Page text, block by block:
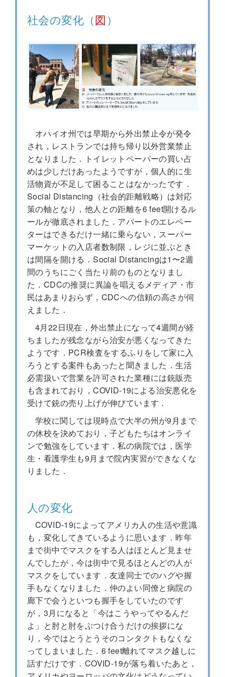
社会の変化（図）
オハイオ州では早期から外出禁止令が発令
され，レストランでは持ち帰り以外営業禁止
となりました．トイレットペーパーの買い占
めは少しだけあったようですが，個人的に生
活物資が不足して困ることはなかったです．
Social Distancing（社会的距離戦略）は対応
策の軸となり，他人との距離を6 feet開けるル
ールが徹底されました．アパートのエレベー
ターはできるだけ一緒に乗らない，スーパー
マーケットの入店者数制限，レジに並ぶとき
は間隔を開ける．Social Distancingは1〜2週
間のうちにごく当たり前のものとなりまし
た．CDCの推奨に異論を唱えるメディア・市
民はあまりおらず，CDCへの信頼の高さが伺
えました．
4月22日現在，外出禁止になって4週間が経
ちましたが残念ながら治安が悪くなってきた
ようです．PCR検査をするふりをして家に入
ろうとする案件もあったと聞きました．生活
必需扱いで営業を許可された業種には銃販売
も含まれており，COVID-19による治安悪化を
受けて銃の売り上げが伸びています．
学校に関しては現時点で大半の州が9月まで
の休校を決めており，子どもたちはオンライ
ンで勉強をしています．私の病院では，医学
生・看護学生も9月まで院内実習ができなくな
りました．
人の変化
COVID-19によってアメリカ人の生活や意識
も，変化してきているように思います．昨年
まで街中でマスクをする人はほとんど見ませ
んでしたが，今は街中で見るほとんどの人が
マスクをしています．友達同士でのハグや握
手もなくなりました．仲のよい同僚と病院の
廊下で会うといつも握手をしていたのです
が，3月になると「今はこうやってやるんだ
よ」と肘と肘をぶつけ合うだけの挨拶にな
り，今ではとうとうそのコンタクトもなくな
ってしまいました．6 feet離れてマスク越しに
話すだけです．COVID-19が落ち着いたあと，